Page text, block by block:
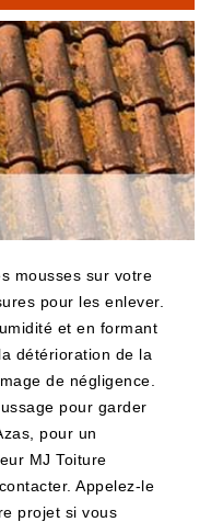
mousses sur votre
pour les enlever.
et en formant
détérioration de la
de négligence.
pour garder
pour un
MJ Toiture
Appelez-le
projet si vous